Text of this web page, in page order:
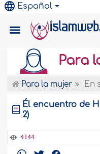
Español
Para
Para la mujer En
Él encuentro de
2)
4144